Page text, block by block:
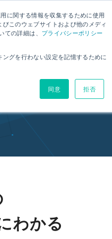
に関する情報を収集するために使用
このウェブサイトおよび他のメディ
の詳細は、 プライバシーポリシー
グを行わない設定を記憶するために
同意 拒否
ナー RX資料ダウンロード
わかる